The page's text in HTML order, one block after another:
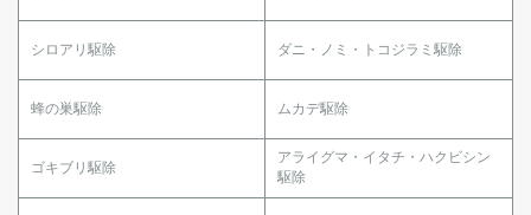
シロアリ駆除 ダニ・ノミ・トコジラミ駆除
蜂の巣駆除 ムカデ駆除
ゴキブリ駆除
アライグマ・イタチ・ハクビシン
駆除